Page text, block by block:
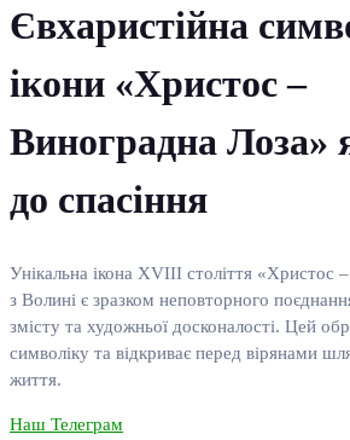
Євхаристійна
ікони «Христос –
Виноградна Лоза»
до спасіння
Унікальна ікона XVIII століття «Христос
з Волині є зразком неповторного
змісту та художньої досконалості. Цей
символіку та відкриває перед вірянами
життя.
Наш Телеграм